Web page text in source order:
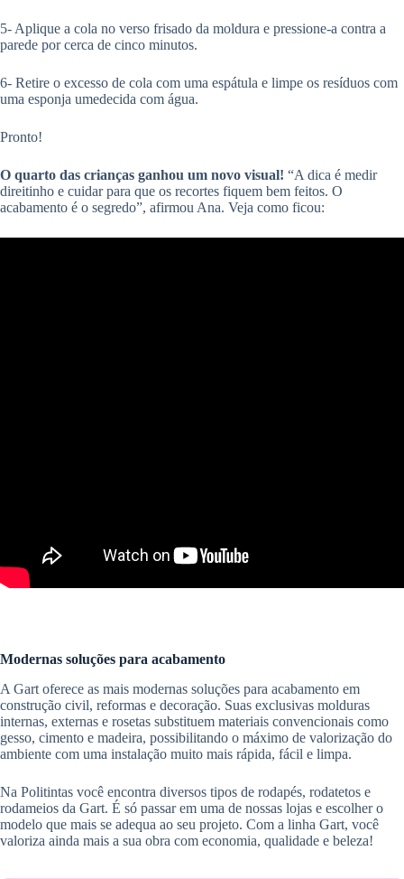
5- Aplique a cola no verso frisado da moldura e pressione-a contra a
parede por cerca de cinco minutos.
6- Retire o excesso de cola com uma espátula e limpe os resíduos com
uma esponja umedecida com água.
Pronto!
O quarto das crianças ganhou um novo visual! “A dica é medir
direitinho e cuidar para que os recortes fiquem bem feitos. O
acabamento é o segredo”, afirmou Ana. Veja como ficou:
Modernas soluções para acabamento
A Gart oferece as mais modernas soluções para acabamento em
construção civil, reformas e decoração. Suas exclusivas molduras
internas, externas e rosetas substituem materiais convencionais como
gesso, cimento e madeira, possibilitando o máximo de valorização do
ambiente com uma instalação muito mais rápida, fácil e limpa.
Na Politintas você encontra diversos tipos de rodapés, rodatetos e
rodameios da Gart. É só passar em uma de nossas lojas e escolher o
modelo que mais se adequa ao seu projeto. Com a linha Gart, você
valoriza ainda mais a sua obra com economia, qualidade e beleza!